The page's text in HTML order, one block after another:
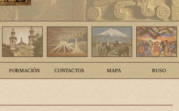
FORMACIÓN CONTACTOS MAPA RUSO